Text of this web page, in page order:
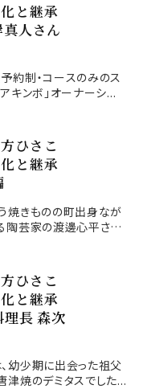
と継承
人さん
約制・コースのみのス
キンボ」オーナーシ...
ひさこ
と継承
焼きものの町出身なが
陶芸家の渡邊心平さ
ひさこ
と継承
長 森次
幼少期に出会った祖父
津焼のデミタスでした...